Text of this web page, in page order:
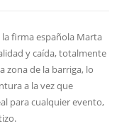
firma española Marta
y caída, totalmente
zona de la barriga, lo
a la vez que
para cualquier evento,